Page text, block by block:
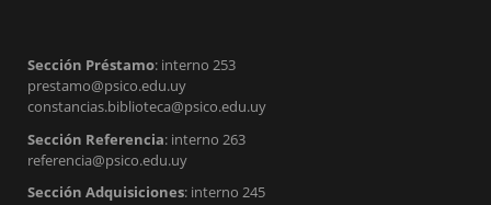
Sección Préstamo: interno 253
prestamo@psico.edu.uy
constancias.biblioteca@psico.edu.uy
Sección Referencia: interno 263
referencia@psico.edu.uy
Sección Adquisiciones: interno 245